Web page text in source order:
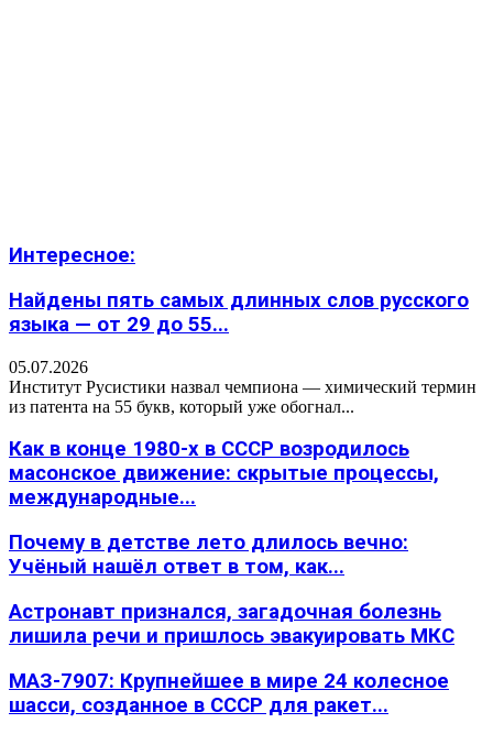
Интересное:
Найдены пять самых длинных слов русского
языка — от 29 до 55...
05.07.2026
Институт Русистики назвал чемпиона — химический термин
из патента на 55 букв, который уже обогнал...
Как в конце 1980-х в СССР возродилось
масонское движение: скрытые процессы,
международные...
Почему в детстве лето длилось вечно:
Учёный нашёл ответ в том, как...
Астронавт признался, загадочная болезнь
лишила речи и пришлось эвакуировать МКС
МАЗ-7907: Крупнейшее в мире 24 колесное
шасси, созданное в СССР для ракет...